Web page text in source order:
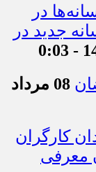
در
/ فعالیت ۱۳ رسانه جدید در
08 مرداد
کارگران
معرفی